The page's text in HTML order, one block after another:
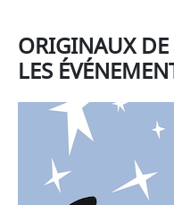
ORIGINAUX
LES